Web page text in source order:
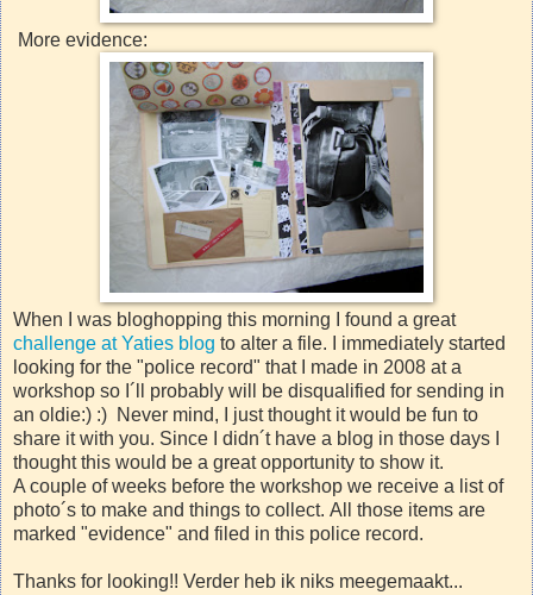
More evidence:
When I was bloghopping this morning I found a great
challenge at Yaties blog to alter a file. I immediately started
looking for the "police record" that I made in 2008 at a
workshop so I´ll probably will be disqualified for sending in
an oldie:) :) Never mind, I just thought it would be fun to
share it with you. Since I didn´t have a blog in those days I
thought this would be a great opportunity to show it.
A couple of weeks before the workshop we receive a list of
photo´s to make and things to collect. All those items are
marked "evidence" and filed in this police record.
Thanks for looking!! Verder heb ik niks meegemaakt...